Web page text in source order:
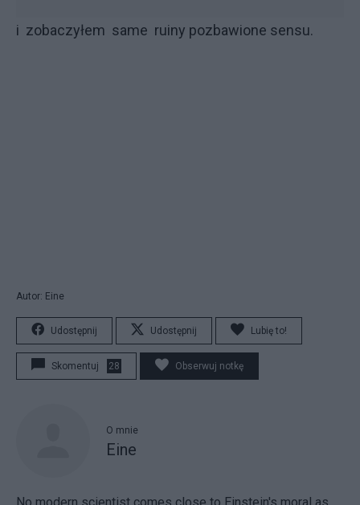
i zobaczyłem same ruiny pozbawione sensu.
Autor: Eine
Udostępnij Udostępnij Lubię to!
Skomentuj 28 Obserwuj notkę
O mnie
Eine
No modern scientist comes close to Einstein's moral as